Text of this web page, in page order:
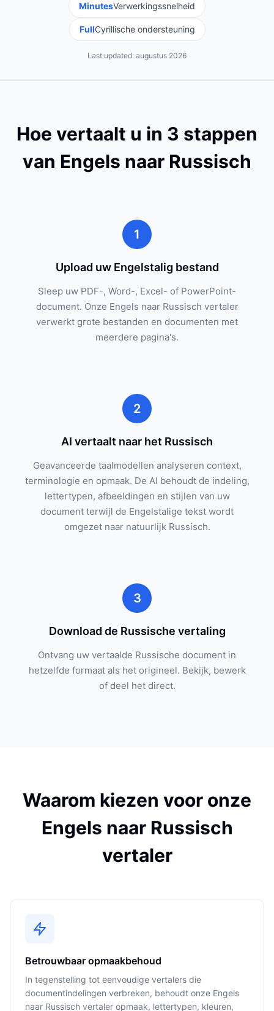
MinutesVerwerkingssnelheid
FullCyrillische ondersteuning
Last updated: augustus 2026
Hoe vertaalt u in 3 stappen
van Engels naar Russisch
1
Upload uw Engelstalig bestand
Sleep uw PDF-, Word-, Excel- of PowerPoint-
document. Onze Engels naar Russisch vertaler
verwerkt grote bestanden en documenten met
meerdere pagina's.
2
AI vertaalt naar het Russisch
Geavanceerde taalmodellen analyseren context,
terminologie en opmaak. De AI behoudt de indeling,
lettertypen, afbeeldingen en stijlen van uw
document terwijl de Engelstalige tekst wordt
omgezet naar natuurlijk Russisch.
3
Download de Russische vertaling
Ontvang uw vertaalde Russische document in
hetzelfde formaat als het origineel. Bekijk, bewerk
of deel het direct.
Waarom kiezen voor onze
Engels naar Russisch
vertaler
Betrouwbaar opmaakbehoud
In tegenstelling tot eenvoudige vertalers die
documentindelingen verbreken, behoudt onze Engels
naar Russisch vertaler opmaak, lettertypen, kleuren,